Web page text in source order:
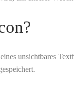
unsichtbares